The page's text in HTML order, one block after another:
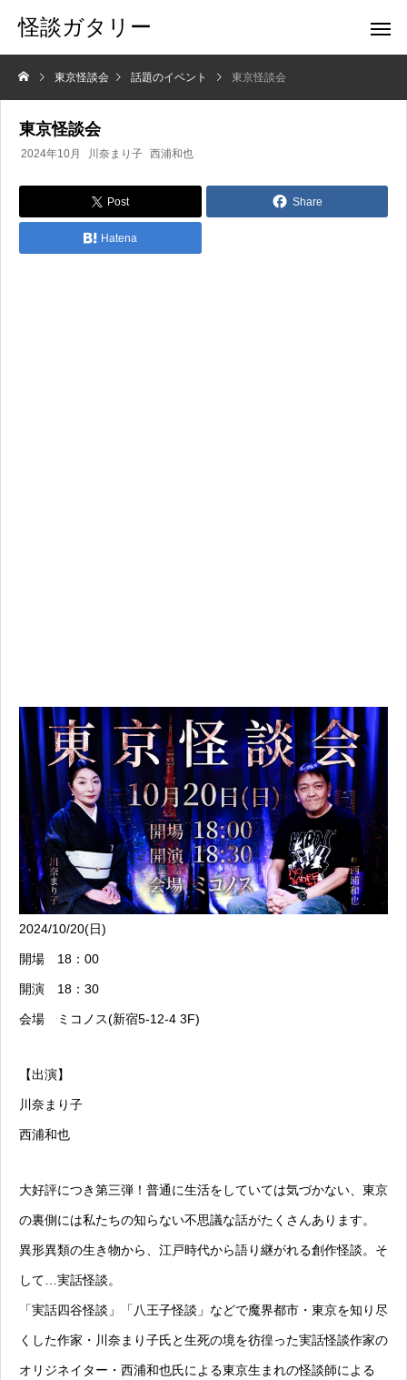
怪談ガタリー
東京怪談会 話題のイベント 東京怪談会
東京怪談会
2024年10月 川奈まり子 西浦和也
Post Share
Hatena
2024/10/20(日)
開場 18：00
開演 18：30
会場 ミコノス(新宿5-12-4 3F)
【出演】
川奈まり子
西浦和也
大好評につき第三弾！普通に生活をしていては気づかない、東京
の裏側には私たちの知らない不思議な話がたくさんあります。
異形異類の生き物から、江戸時代から語り継がれる創作怪談。そ
して…実話怪談。
「実話四谷怪談」「八王子怪談」などで魔界都市・東京を知り尽
くした作家・川奈まり子氏と生死の境を彷徨った実話怪談作家の
オリジネイター・西浦和也氏による東京生まれの怪談師による